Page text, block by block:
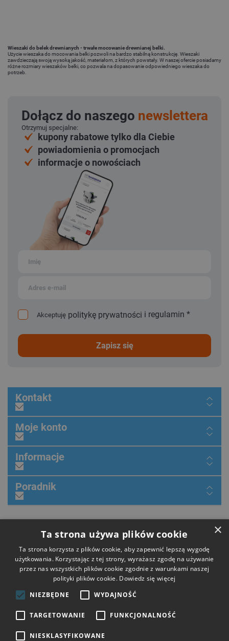
Wieszaki do belek drewnianych - trwałe mocowanie drewnianej belki.
Użycie wieszaka do mocowania belki pozwoli na bardzo stabilną konstrukcję. Wieszaki
zawdzieczają swoją wysoką jakość, materiałom, z których powstały. W naszej ofercie posiadamy
różne rozmiary wieszaków belki, co pozwala na dopasowanie odpowiedniego wieszaka do
potrzeb.
Dołącz do naszego newslettera
Otrzymuj specjalne:
kupony rabatowe tylko dla Ciebie
powiadomienia o promocjach
informacje o nowościach
Akceptuję politykę prywatności i regulamin *
zapisz się
Kontakt
Moje konto
Informacje
Poradnik
Płatności
×
Ta strona używa plików cookie
Ta strona korzysta z plików cookie, aby zapewnić lepszą wygodę
użytkowania. Korzystając z tej strony, wyrażasz zgodę na używanie
przez nas wszystkich plików cookie zgodnie z warunkami naszej
polityki plików cookie. Dowiedz się więcej
NIEZBĘDNE
WYDAJNOŚĆ
TARGETOWANIE FUNKCJONALNOŚĆ
NIESKLASYFIKOWANE